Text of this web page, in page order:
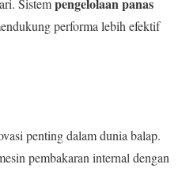
Sistem
performa lebih efektif
penting dalam dunia balap.
pembakaran internal dengan